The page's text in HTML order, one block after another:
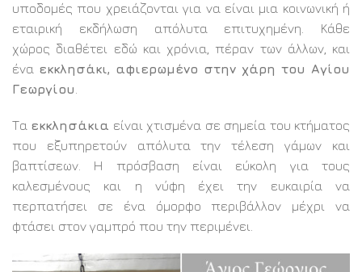
υποδομές που χρειάζονται για να είναι μια κοινωνική ή
εταιρική εκδήλωση απόλυτα επιτυχημένη. Κάθε
χώρος διαθέτει εδώ και χρόνια, πέραν των άλλων, και
ένα εκκλησάκι, αφιερωμένο στην χάρη του Αγίου
Γεωργίου
Τα εκκλησάκια είναι χτισμένα σε σημεία του κτήματος
που εξυπηρετούν απόλυτα την τέλεση γάμων και
βαπτίσεων. Η πρόσβαση είναι εύκολη για τους
καλεσμένους και η νύφη έχει την ευκαιρία να
περπατήσει σε ένα όμορφο περιβάλλον μέχρι να
φτάσει στον γαμπρό που την περιμένει.